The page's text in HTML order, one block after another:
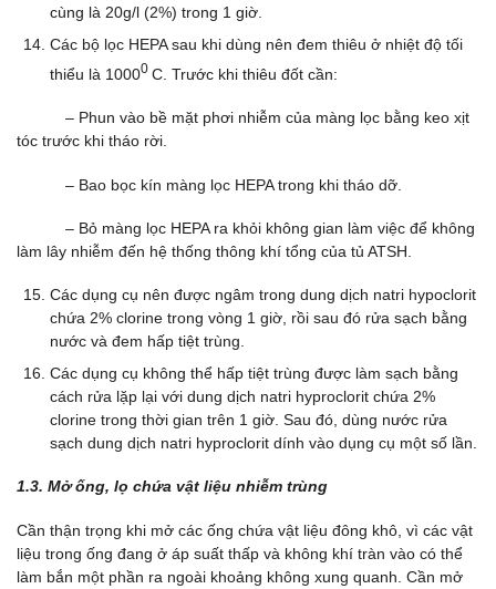
cùng là 20g/l (2%) trong 1 giờ.
Các bộ lọc HEPA sau khi dùng nên đem thiêu ở nhiệt độ tối
thiểu là 10000 C. Trước khi thiêu đốt cần:
– Phun vào bề mặt phơi nhiễm của màng lọc bằng keo xịt
tóc trước khi tháo rời.
– Bao bọc kín màng lọc HEPA trong khi tháo dỡ.
– Bỏ màng lọc HEPA ra khỏi không gian làm việc để không
làm lây nhiễm đến hệ thống thông khí tổng của tủ ATSH.
Các dụng cụ nên được ngâm trong dung dịch natri hypoclorit
chứa 2% clorine trong vòng 1 giờ, rồi sau đó rửa sạch bằng
nước và đem hấp tiệt trùng.
Các dụng cụ không thể hấp tiệt trùng được làm sạch bằng
cách rửa lặp lại với dung dịch natri hyproclorit chứa 2%
clorine trong thời gian trên 1 giờ. Sau đó, dùng nước rửa
sạch dung dịch natri hyproclorit dính vào dụng cụ một số lần.
1.3. Mở ống, lọ chứa vật liệu nhiễm trùng
Cần thận trọng khi mở các ống chứa vật liệu đông khô, vì các vật
liệu trong ống đang ở áp suất thấp và không khí tràn vào có thể
làm bắn một phần ra ngoài khoảng không xung quanh. Cần mở